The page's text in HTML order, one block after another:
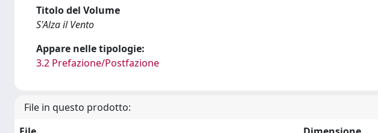
Titolo del Volume
S'Alza il Vento
Appare nelle tipologie:
3.2 Prefazione/Postfazione
File in questo prodotto: